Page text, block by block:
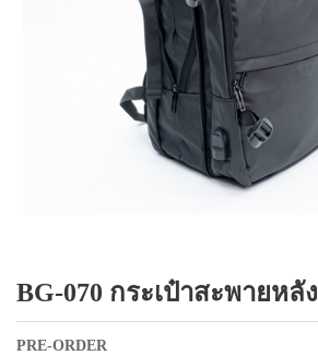
ปากกา Quantum NEW
แพคเกจปากกา
BG-070 กระเป๋าสะพายหลัง
PRE-ORDER